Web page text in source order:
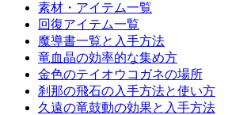
素材・アイテム一覧
回復アイテム一覧
魔導書一覧と入手方法
竜血晶の効率的な集め方
金色のテイオウコガネの場所
刹那の飛石の入手方法と使い方
久遠の竜鼓動の効果と入手方法